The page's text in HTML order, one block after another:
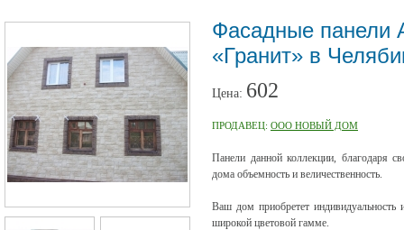
Фасадные панели
«Гранит» в
Цена: 602
ПРОДАВЕЦ: ООО НОВЫЙ ДОМ
Панели данной коллекции, благодаря
дома объемность и величественность.
Ваш дом приобретет индивидуальность
широкой цветовой гамме.